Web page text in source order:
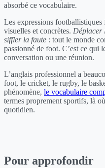
absorbé ce vocabulaire.
Les expressions footballistiques
visuelles et concrètes. Déplacer
siffler la faute : tout le monde
passionné de foot. C’est ce qui
conversation ou une réunion.
L’anglais professionnel a
foot, le cricket, le rugby, le
phénomène, le vocabulaire
termes proprement sportifs, là
quotidien.
Pour approfondir